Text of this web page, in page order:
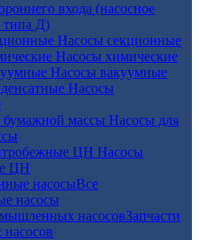
входа (насосное
типа Д)
Насосы секционные
Насосы химические
Насосы вакуумные
Насосы
Насосы для
Насосы
ЦН
Все
насосы
Запчасти